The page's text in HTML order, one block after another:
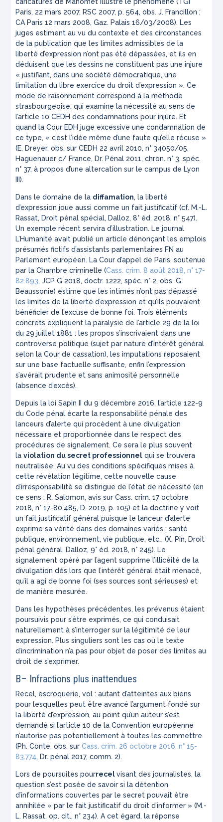
caricatures de Mahomet illustre le phénomène (TGI
Paris, 22 mars 2007, RSC 2007, p. 564, obs. J. Francillon ;
CA Paris 12 mars 2008, Gaz. Palais 16/03/2008). Les
juges estiment au vu du contexte et des circonstances
de la publication que les limites admissibles de la
liberté d’expression n’ont pas été dépassées, et ils en
déduisent que les dessins ne constituent pas une injure
«justifiant, dans une société démocratique, une
limitation du libre exercice du droit d’expression ». Ce
mode de raisonnement correspond à la méthode
strasbourgeoise, qui examine la nécessité au sens de
l’article 10 CEDH des condamnations pour injure. Et
quand la Cour EDH juge excessive une condamnation de
ce type, «c’est l’idée même d’une faute qu’elle récuse »
(E. Dreyer, obs. sur CEDH 22 avril 2010, n° 34050/05,
Haguenauer c/ France, Dr. Pénal 2011, chron. n° 3, spéc.
n° 37, à propos d’une altercation sur le campus de Lyon
III).
Dans le domaine de la diffamation, la liberté
d’expression joue aussi comme un fait justificatif (cf. M.-L.
Rassat, Droit pénal spécial, Dalloz, 8° éd. 2018, n° 547).
Un exemple récent servira d’illustration. Le journal
L’Humanité avait publié un article dénonçant les emplois
présumés fictifs d’assistants parlementaires FN au
Parlement européen. La Cour d’appel de Paris, soutenue
par la Chambre criminelle (Cass. crim. 8 août 2018, n° 17-
82.893, JCP G 2018, doctr. 1222, spéc. n° 2, obs. G.
Beaussonie) estime que les intimés n’ont pas dépassé
les limites de la liberté d’expression et qu’ils pouvaient
bénéficier de l’excuse de bonne foi. Trois éléments
concrets expliquent la paralysie de l’article 29 de la loi
du 29 juillet 1881 : les propos s’inscrivaient dans une
controverse politique (sujet par nature d’intérêt général
selon la Cour de cassation), les imputations reposaient
sur une base factuelle suffisante, enfin l’expression
s’avérait prudente et sans animosité personnelle
(absence d’excès).
Depuis la loi Sapin II du 9 décembre 2016, l’article 122-9
du Code pénal écarte la responsabilité pénale des
lanceurs d’alerte qui procèdent à une divulgation
nécessaire et proportionnée dans le respect des
procédures de signalement. Ce sera le plus souvent
laviolation du secret professionnel qui se trouvera
neutralisée. Au vu des conditions spécifiques mises à
cette révélation légitime, cette nouvelle cause
d’irresponsabilité se distingue de l’état de nécessité (en
ce sens : R. Salomon, avis sur Cass. crim. 17 octobre
2018, n° 17-80.485, D. 2019, p. 105) et la doctrine y voit
un fait justificatif général puisque le lanceur d’alerte
exprime sa vérité dans des domaines variés : santé
publique, environnement, vie publique, etc… (X. Pin, Droit
pénal général, Dalloz, 9° éd. 2018, n° 245). Le
signalement opéré par l’agent supprime l’illicéité de la
divulgation dès lors que l’intérêt général était menacé,
qu’il a agi de bonne foi (ses sources sont sérieuses) et
de manière mesurée.
Dans les hypothèses précédentes, les prévenus étaient
poursuivis pour s’être exprimés, ce qui conduisait
naturellement à s’interroger sur la légitimité de leur
expression. Plus singuliers sont les cas où le texte
d’incrimination n’a pas pour objet de poser des limites au
droit de s’exprimer.
B– Infractions plus inattendues
Recel, escroquerie, vol : autant d’atteintes aux biens
pour lesquelles peut être avancé l’argument fondé sur
la liberté d’expression, au point qu’un auteur s’est
demandé si l’article 10 de la Convention européenne
n’autorise pas potentiellement à toutes les commettre
(Ph. Conte, obs. surCass. crim. 26 octobre 2016, n° 15-
83.774, Dr. pénal 2017, comm. 2).
Lors de poursuites pourrecelvisant des journalistes, la
question s’est posée de savoir si la détention
d’informations couvertes par le secret pouvait être
annihilée «par le fait justificatif du droit d’informer » (M.-
L. Rassat,op. cit., n° 234). A cet égard, la réponse